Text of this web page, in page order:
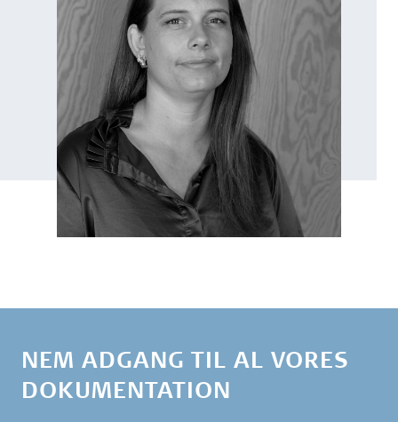
NEM ADGANG TIL AL VORES
DOKUMENTATION